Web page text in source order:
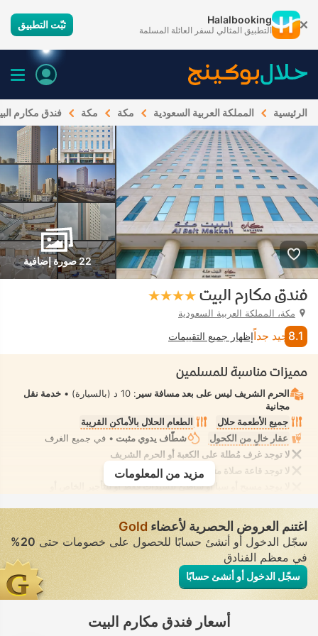
Halalbooking
التطبيق المثالي لسفر العائلة المسلمة ثبّت التطبيق
الرئيسية المملكة العربية السعودية مكة مكة فندق مكارم
22 صورة إضافية
فندق مكارم البيت
مكة، المملكة العربية السعودية
8.1 جيد جداًإظهار جميع التقييمات
مميزات مناسبة للمسلمين
الحرم الشريف ليس على بعد مسافة سير : 10 د (بالسيارة) •
خدمة نقل
مجانية
جميع الأطعمة حلال
الطعام الحلال بالأماكن القريبة
عقار خالٍ من الكحول
شطّاف يدوي مثبت • في جميع الغرف
لا توجد غرف مُطلة على الكعبة أو الحرم الشريف
لا توجد قاعة صلاة متصلة بالحرم الشريف
لا يوجد مسبح أو سبا أو شاطئ للسيدات فقط أو للتأجير الخاص أو
شاطئ للاستخدام المُختلط يُسمح فيه بارتداء ملابس السباحة المحتشمة
مزيد من المعلومات
اغتنم العروض الحصرية لأعضاء Gold
سجّل الدخول أو أنشئ حسابًا للحصول على خصومات حتى20%
في معظم الفنادق
سجّل الدخول أو أنشئ حسابًا
أسعار فندق مكارم البيت